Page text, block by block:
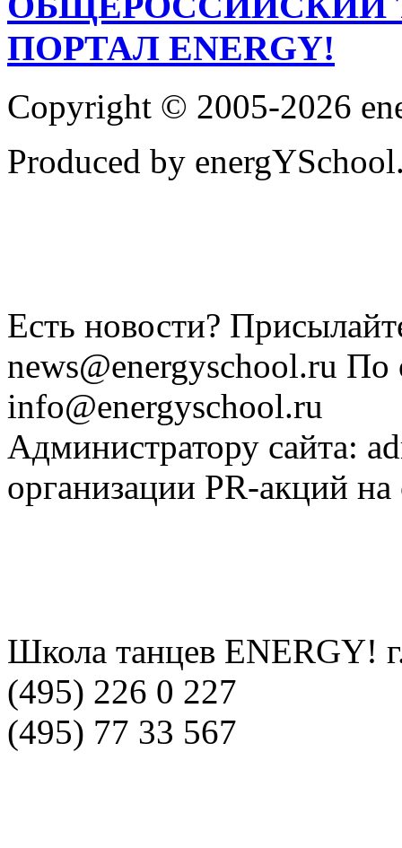
ПОРТАЛ ENERGY!
Copyright © 2005-2026
Produced by
Есть новости?
news@energyschool.ru
info@energyschool.ru
Администратору сайта:
организации PR-акций
Школа танцев ENERGY!
(495) 226 0 227
(495) 77 33 567